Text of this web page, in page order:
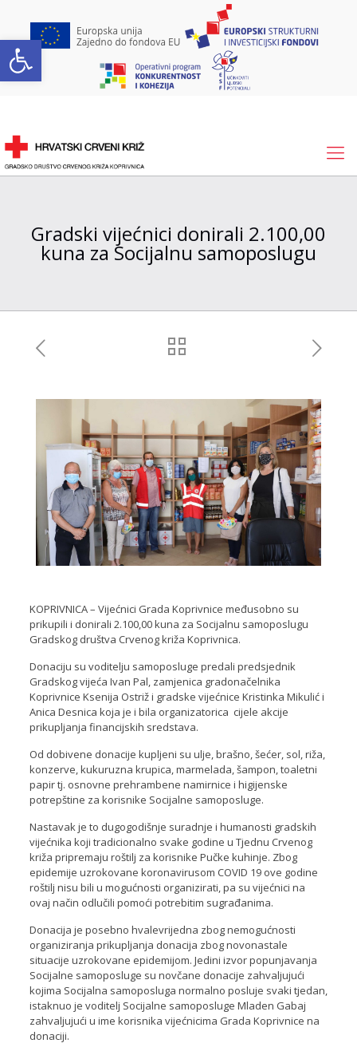
Open toolbar
Gradski vijećnici donirali 2.100,00
kuna za Socijalnu samoposlugu
KOPRIVNICA – Vijećnici Grada Koprivnice međusobno su
prikupili i donirali 2.100,00 kuna za Socijalnu samoposlugu
Gradskog društva Crvenog križa Koprivnica.
Donaciju su voditelju samoposluge predali predsjednik
Gradskog vijeća Ivan Pal, zamjenica gradonačelnika
Koprivnice Ksenija Ostriž i gradske vijećnice Kristinka Mikulić i
Anica Desnica koja je i bila organizatorica cijele akcije
prikupljanja financijskih sredstava.
Od dobivene donacije kupljeni su ulje, brašno, šećer, sol, riža,
konzerve, kukuruzna krupica, marmelada, šampon, toaletni
papir tj. osnovne prehrambene namirnice i higijenske
potrepštine za korisnike Socijalne samoposluge.
Nastavak je to dugogodišnje suradnje i humanosti gradskih
vijećnika koji tradicionalno svake godine u Tjednu Crvenog
križa pripremaju roštilj za korisnike Pučke kuhinje. Zbog
epidemije uzrokovane koronavirusom COVID 19 ove godine
roštilj nisu bili u mogućnosti organizirati, pa su vijećnici na
ovaj način odlučili pomoći potrebitim sugrađanima.
Donacija je posebno hvalevrijedna zbog nemogućnosti
organiziranja prikupljanja donacija zbog novonastale
situacije uzrokovane epidemijom. Jedini izvor popunjavanja
Socijalne samoposluge su novčane donacije zahvaljujući
kojima Socijalna samoposluga normalno posluje svaki tjedan,
istaknuo je voditelj Socijalne samoposluge Mladen Gabaj
zahvaljujući u ime korisnika vijećnicima Grada Koprivnice na
donaciji.